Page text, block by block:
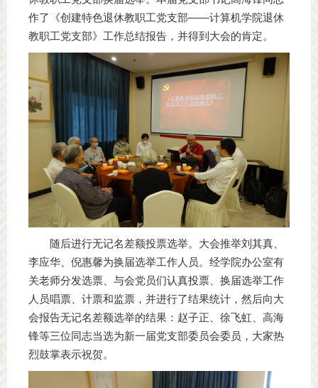
作了《创建特色退休教职工党支部——计算机学院退休
教职工党支部》工作总结报告，并得到大会的肯定。
随后进行无记名差额投票选举。大会推举刘其真、
李应华、倪惠馨为换届选举工作人员。经学院办公室有
关老师分发选票、与会党员们认真投票、换届选举工作
人员唱票、计票和监票，并进行了结果统计，然后向大
会报告无记名差额选举的结果：赵子正、徐飞虹、高海
锋等三位同志当选为新一届党支部委员会委员，大家热
烈鼓掌表示祝贺。